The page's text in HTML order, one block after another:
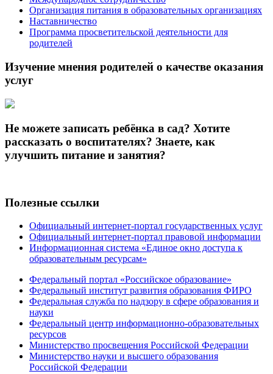
Организация питания в образовательных организациях
Наставничество
Программа просветительской деятельности для
родителей
Изучение мнения родителей о качестве оказания
услуг
Не можете записать ребёнка в сад? Хотите
рассказать о воспитателях? Знаете, как
улучшить питание и занятия?
Полезные ссылки
Официальный интернет-портал государственных услуг
Официальный интернет-портал правовой информации
Информационная система «Единое окно доступа к
образовательным ресурсам»
Федеральный портал «Российское образование»
Федеральный институт развития образования ФИРО
Федеральная служба по надзору в сфере образования и
науки
Федеральный центр информационно-образовательных
ресурсов
Министерство просвещения Российской Федерации
Министерство науки и высшего образования
Российской Федерации